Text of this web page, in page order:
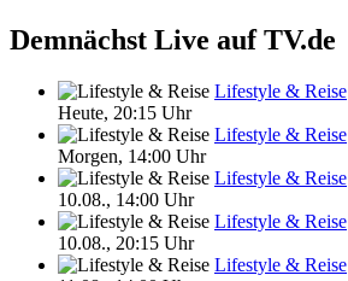
Demnächst Live auf TV.de
Lifestyle & Reise
Heute, 20:15 Uhr
Lifestyle & Reise
Morgen, 14:00 Uhr
Lifestyle & Reise
10.08., 14:00 Uhr
Lifestyle & Reise
10.08., 20:15 Uhr
Lifestyle & Reise